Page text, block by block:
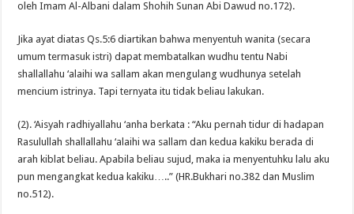
oleh Imam Al-Albani dalam Shohih Sunan Abi Dawud no.172).
Jika ayat diatas Qs.5:6 diartikan bahwa menyentuh wanita (secara
umum termasuk istri) dapat membatalkan wudhu tentu Nabi
shallallahu ‘alaihi wa sallam akan mengulang wudhunya setelah
mencium istrinya. Tapi ternyata itu tidak beliau lakukan.
(2). ‘Aisyah radhiyallahu ‘anha berkata : “Aku pernah tidur di hadapan
Rasulullah shallallahu ‘alaihi wa sallam dan kedua kakiku berada di
arah kiblat beliau. Apabila beliau sujud, maka ia menyentuhku lalu aku
pun mengangkat kedua kakiku…..” (HR.Bukhari no.382 dan Muslim
no.512).